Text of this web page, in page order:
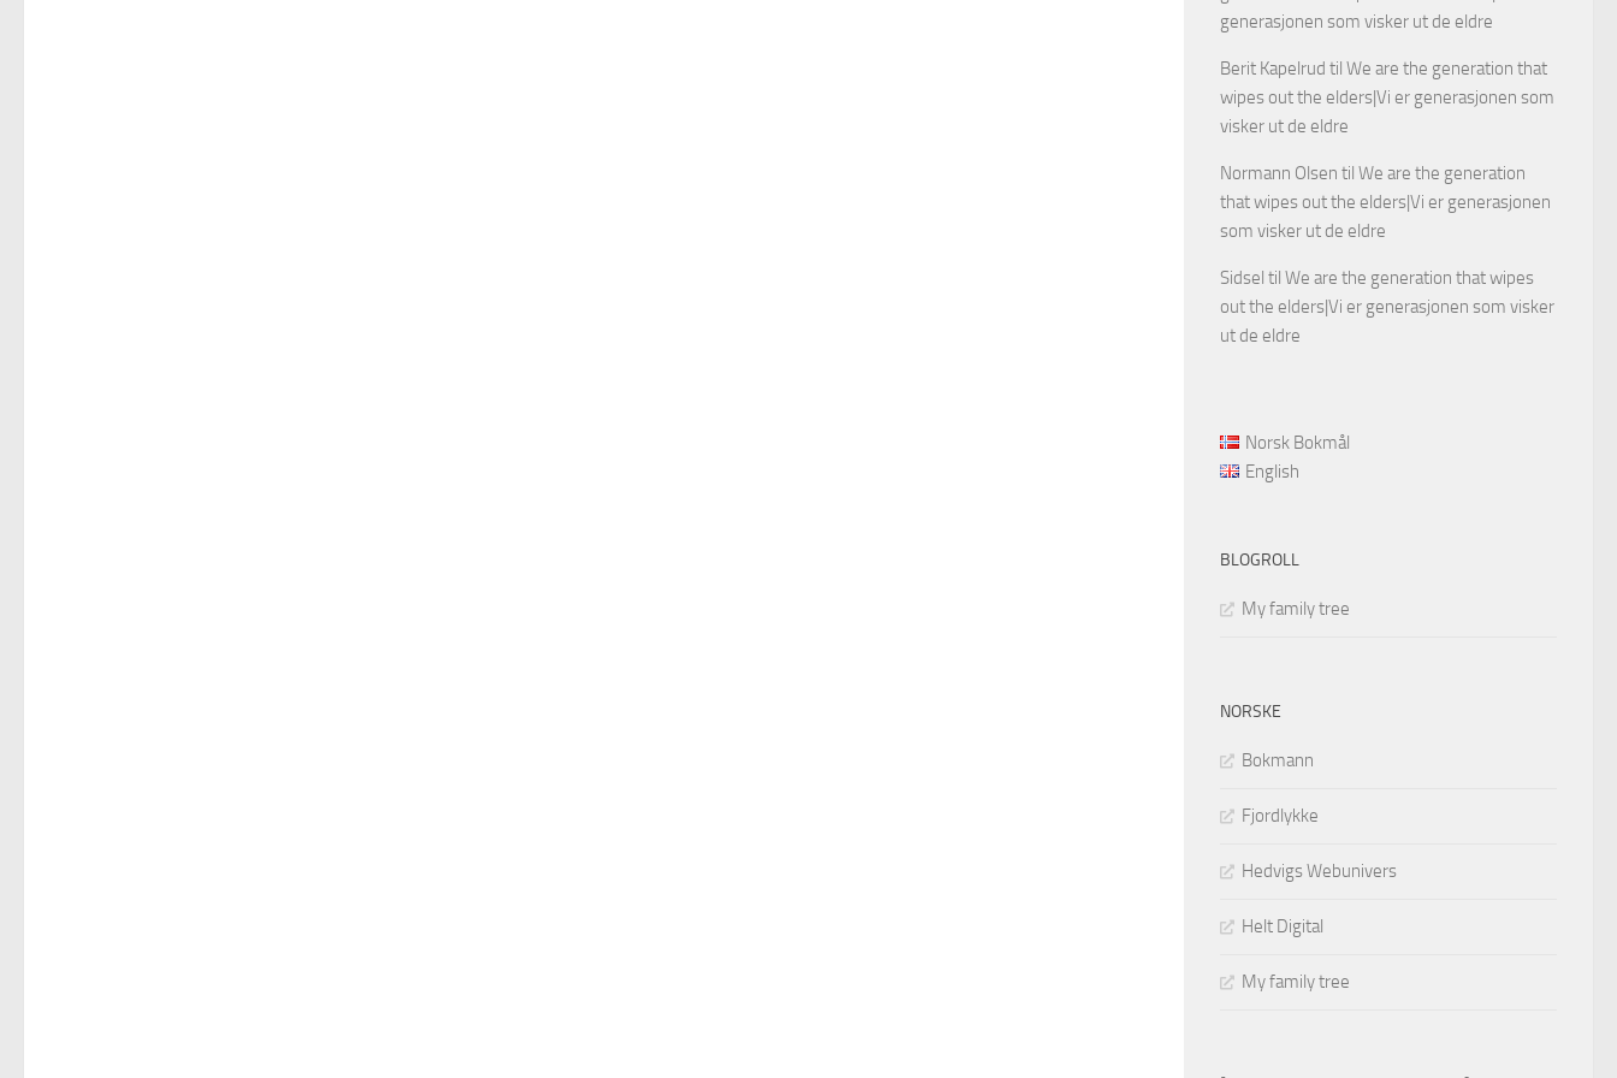
generasjonen som visker ut de eldre
Berit Kapelrud til We are the generation that
wipes out the elders|Vi er generasjonen som
visker ut de eldre
Normann Olsen til We are the generation
that wipes out the elders|Vi er generasjonen
som visker ut de eldre
Sidsel til We are the generation that wipes
out the elders|Vi er generasjonen som visker
ut de eldre
Norsk Bokmål
English
BLOGROLL
My family tree
NORSKE
Bokmann
Fjordlykke
Hedvigs Webunivers
Helt Digital
My family tree